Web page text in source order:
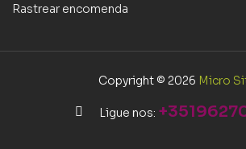
Rastrear encomenda
Copyright © 2026 Micro
Ligue nos: